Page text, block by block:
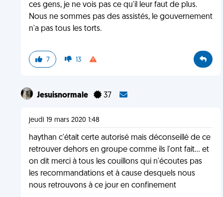
ces gens, je ne vois pas ce qu'il leur faut de plus.
Nous ne sommes pas des assistés, le gouvernement
n'a pas tous les torts.
7 13
Jesuisnormale 37
jeudi 19 mars 2020 1:48
haythan c'était certe autorisé mais déconseillé de ce
retrouver dehors en groupe comme ils l'ont fait... et
on dit merci à tous les couillons qui n'écoutes pas
les recommandations et à cause desquels nous
nous retrouvons à ce jour en confinement